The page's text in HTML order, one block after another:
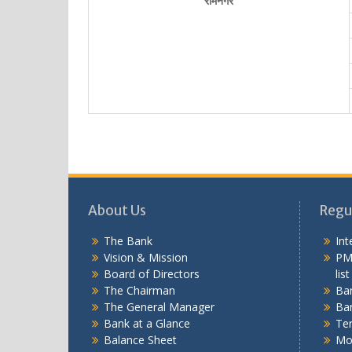
About Us
The Bank
Vision & Mission
Board of Directors
The Chairman
The General Manager
Bank at a Glance
Balance Sheet
list